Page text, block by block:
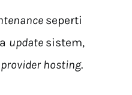
seperti
update sistem,
provider hosting.